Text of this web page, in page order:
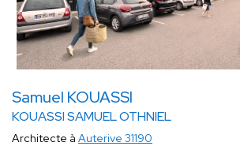
Samuel KOUASSI
KOUASSI SAMUEL OTHNIEL
Architecte à Auterive 31190